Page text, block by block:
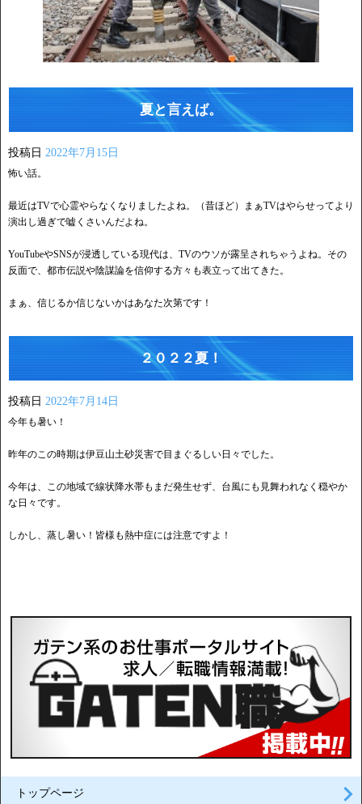
夏と言えば。
投稿日 2022年7月15日
怖い話。
最近はTVで心霊やらなくなりましたよね。（昔ほど）まぁTVはやらせってより
演出し過ぎで嘘くさいんだよね。
YouTubeやSNSが浸透している現代は、TVのウソが露呈されちゃうよね。その
反面で、都市伝説や陰謀論を信仰する方々も表立って出てきた。
まぁ、信じるか信じないかはあなた次第です！
２０２２夏！
投稿日 2022年7月14日
今年も暑い！
昨年のこの時期は伊豆山土砂災害で目まぐるしい日々でした。
今年は、この地域で線状降水帯もまだ発生せず、台風にも見舞われなく穏やか
な日々です。
しかし、蒸し暑い！皆様も熱中症には注意ですよ！
トップページ